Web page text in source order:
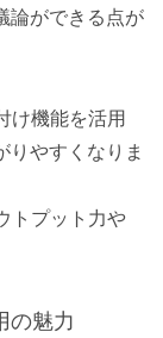
論ができる点が
け機能を活用
りやすくなりま
トプット力や
の魅力